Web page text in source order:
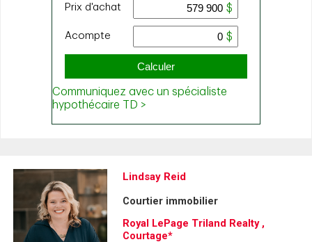
Lindsay Reid
Courtier immobilier
Royal LePage Triland Realty ,
Courtage*